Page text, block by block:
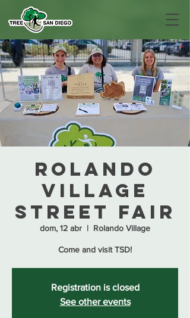
Rolando
Village
Street Fair
dom, 12 abr
  |
Rolando Village
Come and visit TSD!
Registration is closed
See other events